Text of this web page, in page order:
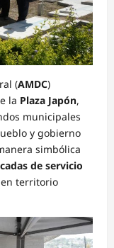
(AMDC)
la Plaza Japón,
municipales
y gobierno
simbólica
de servicio
territorio